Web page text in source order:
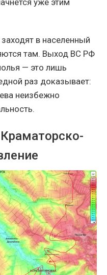
уже этим
в населенный
там. Выход ВС РФ
— это лишь
раз доказывает:
неизбежно